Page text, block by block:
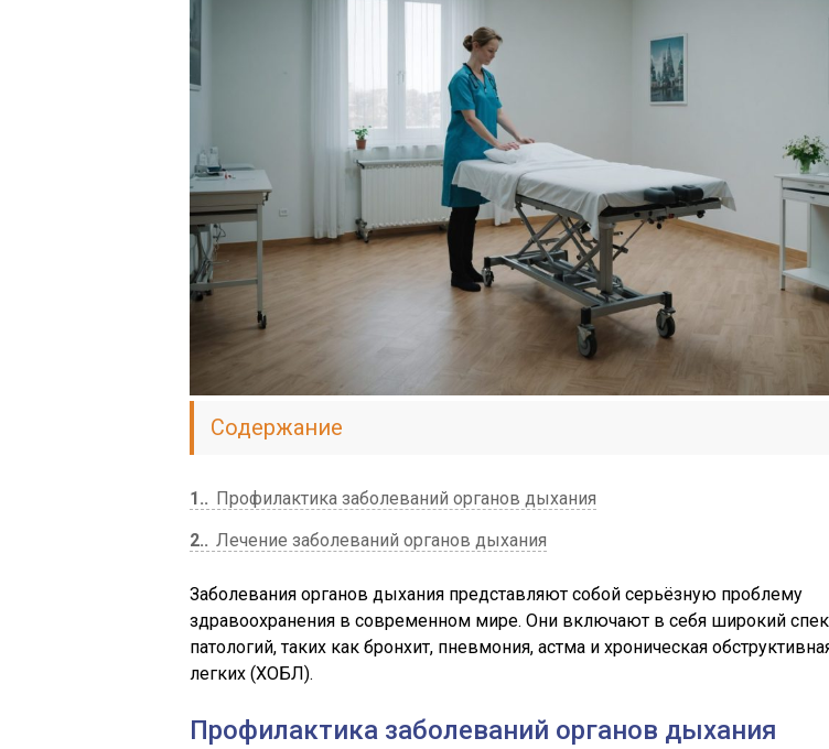
Содержание
1.
Профилактика заболеваний органов дыхания
2.
Лечение заболеваний органов дыхания
Заболевания органов дыхания представляют собой серьёзную проблему
здравоохранения в современном мире. Они включают в себя широкий
патологий, таких как бронхит, пневмония, астма и хроническая
легких (ХОБЛ).
Профилактика заболеваний органов дыхания